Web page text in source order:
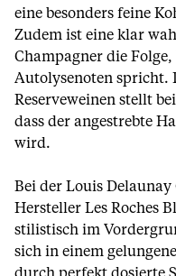
eine besonders feine
Zudem ist eine klar
Champagner die
Autolysenoten spricht.
Reserveweinen stellt
dass der angestrebte
wird.
Bei der Louis
Hersteller Les Roches
stilistisch im
sich in einem